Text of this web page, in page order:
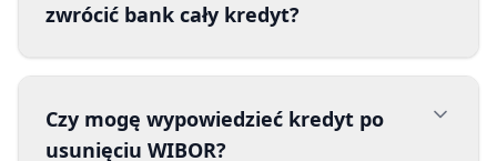
zwrócić bank cały kredyt?
Czy mogę wypowiedzieć kredyt po
usunięciu WIBOR?